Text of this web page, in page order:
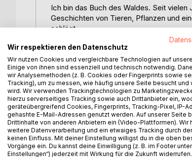
Ich bin das Buch des Waldes. Seit vielen
Geschichten von Tieren, Pflanzen und
schlägt.
Manche Kinder haben meine Seiten
neue Freunde gefunden und dem Wald
verändert sich mit jeder Geschichte.
erzählen vermag.
Als drei Geschwister gemeinsam
Abenteuer voller Geheimnisse,
Geschichte wirklich zusammenhält.
Eine warmherzige Erzählung über Mut,
Wir respektieren den Datenschutz
Wir nutzen Cookies und vergleichbare Technologien auf
Einige von ihnen sind essenziell und technisch notwendig.
wir Analysemethoden (z. B. Cookies oder Fingerprints sowie
Tracking), um zu messen, wie häufig unsere Seite besucht
wird. Wir verwenden Trackingtechnologien zu
hierzu serverseitiges Tracking sowie auch Drittanbieter ein,
geräteübergreifend Cookies, Fingerprints, Tracking-Pixel, IP-
gehashte E-Mail-Adressen genutzt werden. Auf unserer Seite
Drittinhalte von anderen Anbietern ein (Video-Plattformen). Wir
weitere Datenverarbeitung und ein etwaiges Tracking durch
keinen Einfluss. Mit deiner Einstellung willigst du in die oben
Vorgänge ein. Du kannst deine Einwilligung (z. B. im Footer
Einstellungen“) jederzeit mit Wirkung für die Zukunft